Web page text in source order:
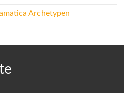
Archetypen